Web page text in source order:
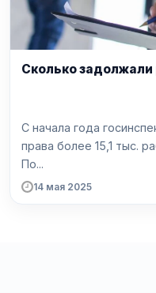
Сколько задолжали
С начала года
права более 15,1 тыс.
По...
14 мая 2025